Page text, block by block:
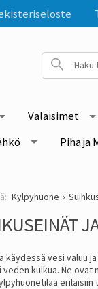
Valaisimet
Piha ja
Kylpyhuone
käydessä vesi valuu
kulkua. Ne ovat
erilaisiin